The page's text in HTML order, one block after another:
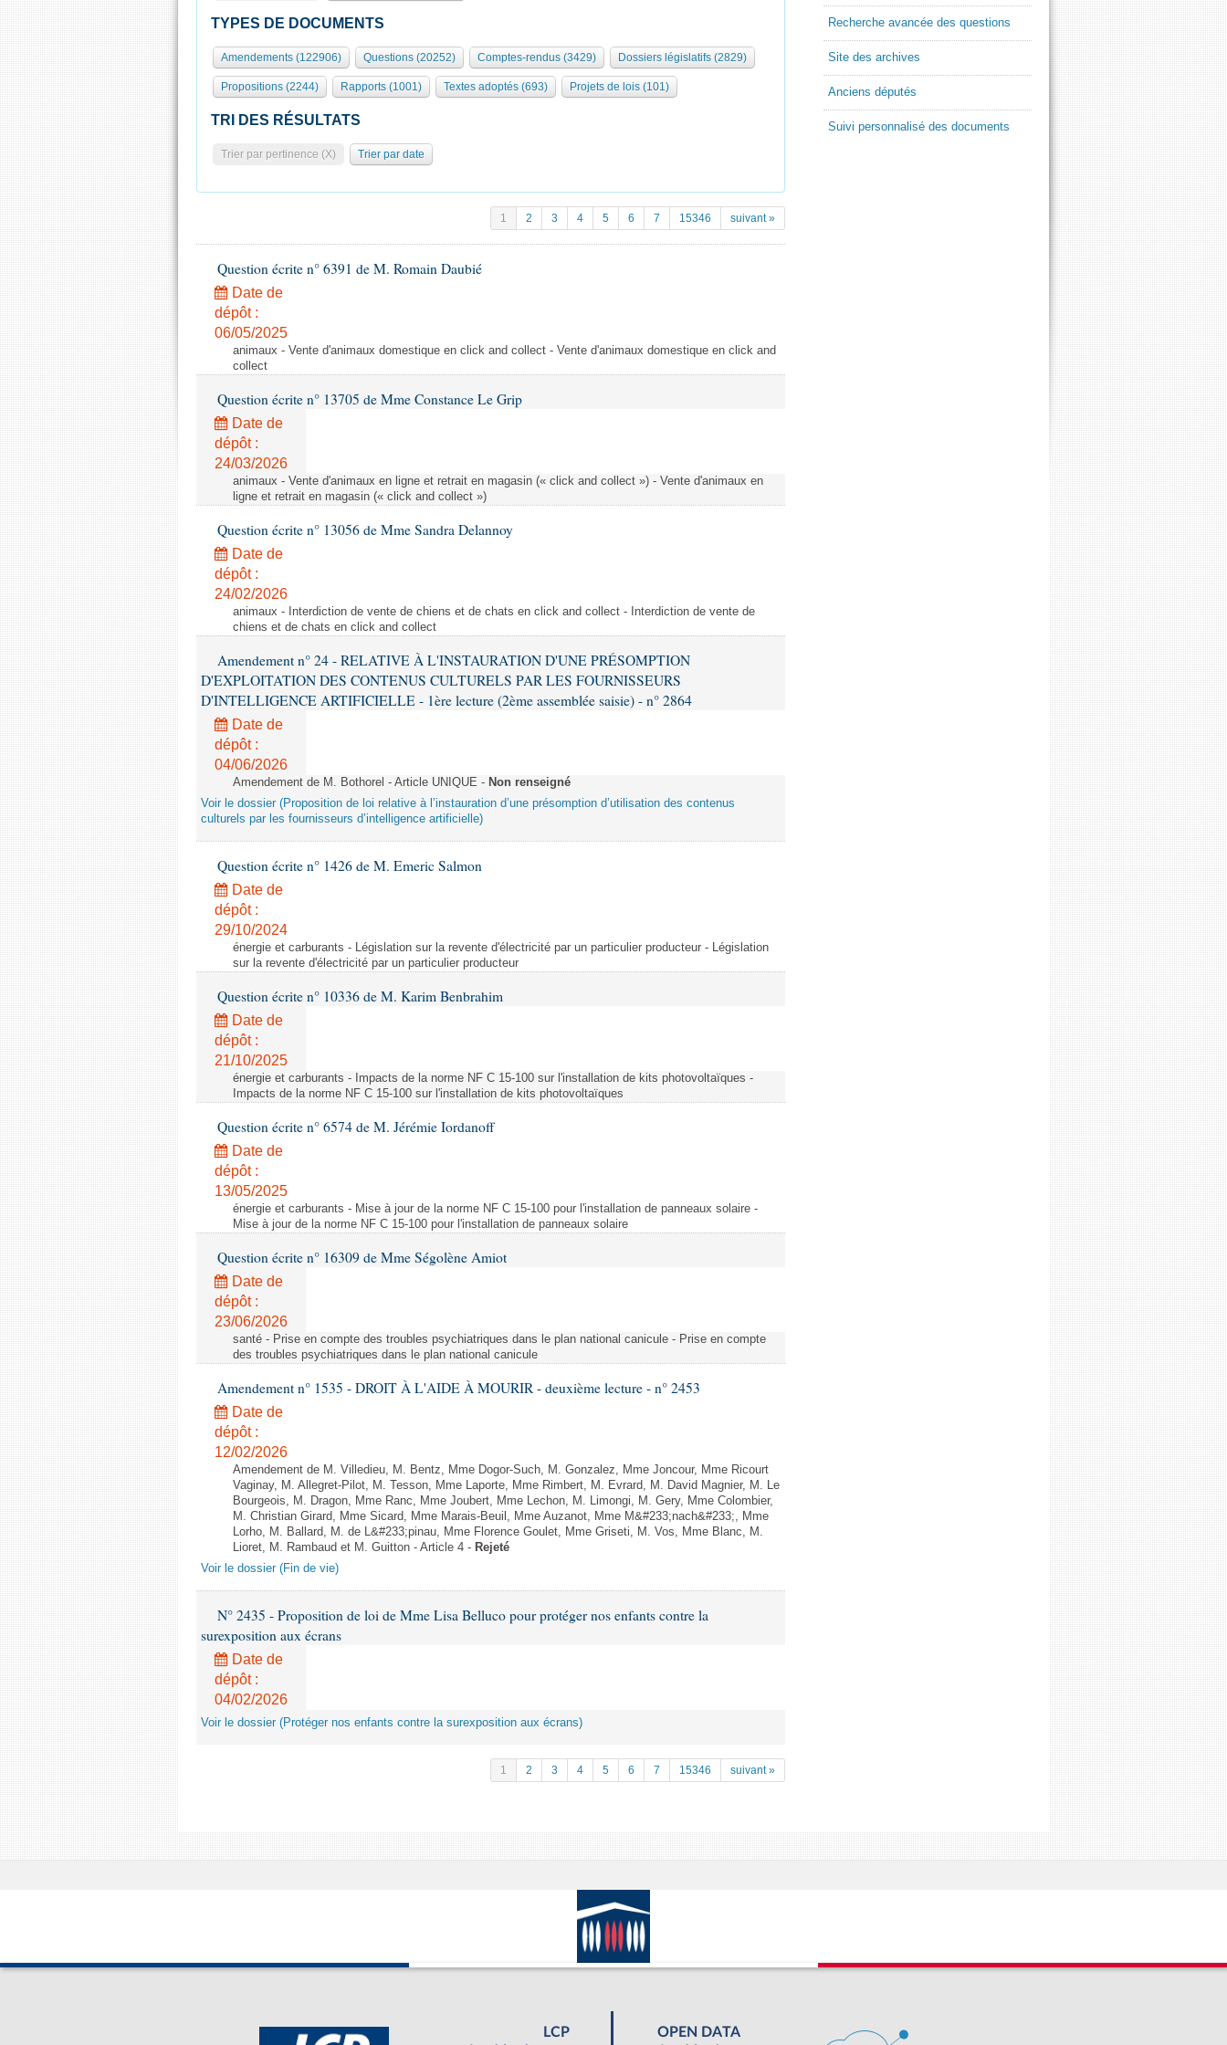
TYPES DE DOCUMENTS
Amendements (122906) Questions (20252) Comptes-rendus (3429) Dossiers législatifs (2829)
Propositions (2244) Rapports (1001) Textes adoptés (693) Projets de lois (101)
TRI DES RÉSULTATS
Trier par pertinence (X) Trier par date
1 2 3 4 5 6 7 15346 suivant »
Question écrite n° 6391 de M. Romain Daubié
Date de
dépôt :
06/05/2025
animaux - Vente d'animaux domestique en click and collect - Vente d'animaux domestique en click and
collect
Question écrite n° 13705 de Mme Constance Le Grip
Date de
dépôt :
24/03/2026
animaux - Vente d'animaux en ligne et retrait en magasin (« click and collect ») - Vente d'animaux en
ligne et retrait en magasin (« click and collect »)
Question écrite n° 13056 de Mme Sandra Delannoy
Date de
dépôt :
24/02/2026
animaux - Interdiction de vente de chiens et de chats en click and collect - Interdiction de vente de
chiens et de chats en click and collect
Amendement n° 24 - RELATIVE À L'INSTAURATION D'UNE PRÉSOMPTION
D'EXPLOITATION DES CONTENUS CULTURELS PAR LES FOURNISSEURS
D'INTELLIGENCE ARTIFICIELLE - 1ère lecture (2ème assemblée saisie) - n° 2864
Date de
dépôt :
04/06/2026
Amendement de M. Bothorel - Article UNIQUE - Non renseigné
Voir le dossier (Proposition de loi relative à l’instauration d’une présomption d’utilisation des contenus
culturels par les fournisseurs d’intelligence artificielle)
Question écrite n° 1426 de M. Emeric Salmon
Date de
dépôt :
29/10/2024
énergie et carburants - Législation sur la revente d'électricité par un particulier producteur - Législation
sur la revente d'électricité par un particulier producteur
Question écrite n° 10336 de M. Karim Benbrahim
Date de
dépôt :
21/10/2025
énergie et carburants - Impacts de la norme NF C 15-100 sur l'installation de kits photovoltaïques -
Impacts de la norme NF C 15-100 sur l'installation de kits photovoltaïques
Question écrite n° 6574 de M. Jérémie Iordanoff
Date de
dépôt :
13/05/2025
énergie et carburants - Mise à jour de la norme NF C 15-100 pour l'installation de panneaux solaire -
Mise à jour de la norme NF C 15-100 pour l'installation de panneaux solaire
Question écrite n° 16309 de Mme Ségolène Amiot
Date de
dépôt :
23/06/2026
santé - Prise en compte des troubles psychiatriques dans le plan national canicule - Prise en compte
des troubles psychiatriques dans le plan national canicule
Amendement n° 1535 - DROIT À L'AIDE À MOURIR - deuxième lecture - n° 2453
Date de
dépôt :
12/02/2026
Amendement de M. Villedieu, M. Bentz, Mme Dogor-Such, M. Gonzalez, Mme Joncour, Mme Ricourt
Vaginay, M. Allegret-Pilot, M. Tesson, Mme Laporte, Mme Rimbert, M. Evrard, M. David Magnier, M. Le
Bourgeois, M. Dragon, Mme Ranc, Mme Joubert, Mme Lechon, M. Limongi, M. Gery, Mme Colombier,
M. Christian Girard, Mme Sicard, Mme Marais-Beuil, Mme Auzanot, Mme M&#233;nach&#233;, Mme
Lorho, M. Ballard, M. de L&#233;pinau, Mme Florence Goulet, Mme Griseti, M. Vos, Mme Blanc, M.
Lioret, M. Rambaud et M. Guitton - Article 4 - Rejeté
Voir le dossier (Fin de vie)
N° 2435 - Proposition de loi de Mme Lisa Belluco pour protéger nos enfants contre la
surexposition aux écrans
Date de
dépôt :
04/02/2026
Voir le dossier (Protéger nos enfants contre la surexposition aux écrans)
1 2 3 4 5 6 7 15346 suivant »
Recherche avancée des questions
Site des archives
Anciens députés
Suivi personnalisé des documents
LCP
OPEN DATA